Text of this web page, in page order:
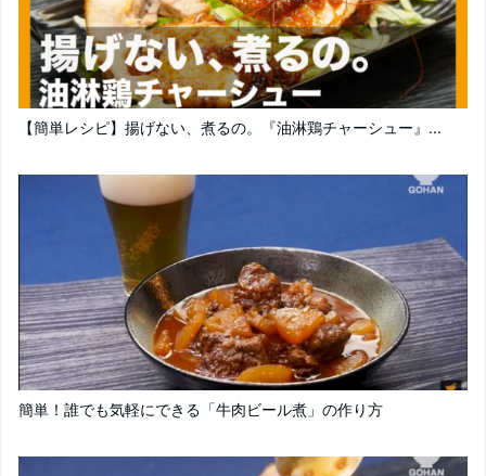
【簡単レシピ】揚げない、煮るの。『油淋鶏チャーシュー』...
簡単！誰でも気軽にできる「牛肉ビール煮」の作り方